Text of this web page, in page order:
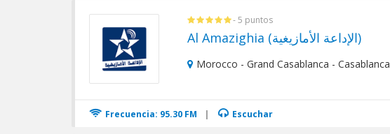
- 5 puntos
Al Amazighia (الإداعة الأمازيغية)
Morocco - Grand Casablanca - Casablanca
Frecuencia: 95.30 FM | Escuchar